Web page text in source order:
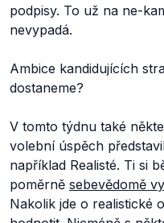
podpisy. To už na ne-
nevypadá.
Ambice kandidujících
dostaneme?
V tomto týdnu také
volební úspěch
například Realisté. Ti si
poměrně sebevědomě
Nakolik jde o realistické